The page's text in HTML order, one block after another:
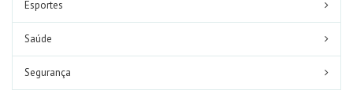
Esportes
Saúde
Segurança